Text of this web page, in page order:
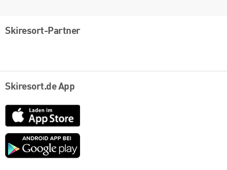
Skiresort-Partner
Skiresort.de App
App
Store
Google